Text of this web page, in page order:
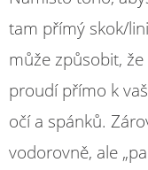
tam přímý skok/
může způsobit,
proudí přímo k
očí a spánků.
vodorovně, ale